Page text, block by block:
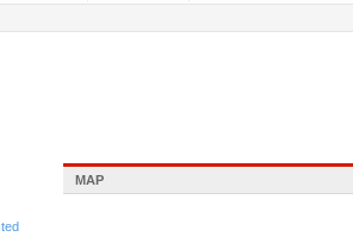
MAP